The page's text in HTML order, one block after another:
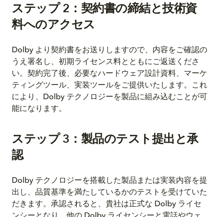
ステップ 2：契約書の締結と技術資
料へのアクセス
Dolby より契約書をお送りしますので、内容をご確認の
うえ署名し、初期ライセンス料とともにご返送くださ
い。契約完了後、必要なハードウェア設計資料、マーケ
ティングツール、実装ツールをご提供いたします。これ
により、Dolby テクノロジーを製品に組み込むことが可
能になります。
ステップ 3：製品のテスト提出と承
認
Dolby テクノロジーを搭載した製品または実装内容を提
出し、品質基準を満たしているかのテストを受けていた
だきます。承認されると、貴社は正式な Dolby ライセ